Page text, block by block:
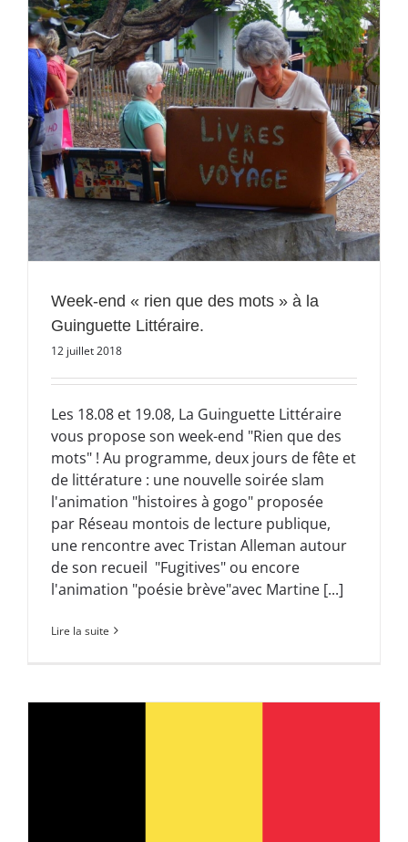
Week-end « rien que des mots » à la
Guinguette Littéraire.
12 juillet 2018
Les 18.08 et 19.08, La Guinguette Littéraire
vous propose son week-end "Rien que des
mots" ! Au programme, deux jours de fête et
de littérature : une nouvelle soirée slam
l'animation "histoires à gogo" proposée
par Réseau montois de lecture publique,
une rencontre avec Tristan Alleman autour
de son recueil "Fugitives" ou encore
l'animation "poésie brève"avec Martine [...]
Lire la suite